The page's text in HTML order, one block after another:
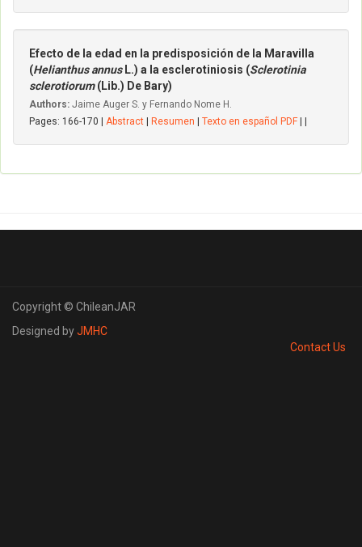
Efecto de la edad en la predisposición de la Maravilla
(Helianthus annus L.) a la esclerotiniosis (Sclerotinia
sclerotiorum(Lib.) De Bary)
Authors: Jaime Auger S. y Fernando Nome H.
Pages: 166-170 | Abstract Resumen Texto en español PDF
Copyright © ChileanJAR
Designed byJMHC
Contact Us